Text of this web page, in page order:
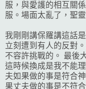
服，與愛護的相互關
服。場面太亂了，聖
我剛剛講保羅講這話
立刻遭到有人的反對
不容許挑戰的。 最後
這時候換成是我不能
夫如果做的事是符合
果丈夫做的事是不符